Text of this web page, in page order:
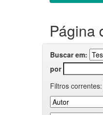
Página
Buscar em:
por
Filtros correntes: